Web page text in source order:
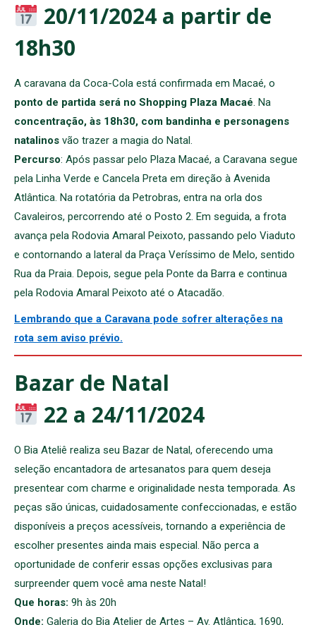
20/11/2024 a partir de
18h30
A caravana da Coca-Cola está confirmada em Macaé, o
ponto de partida será no Shopping Plaza Macaé. Na
concentração, às 18h30, com bandinha e personagens
natalinos vão trazer a magia do Natal.
Percurso: Após passar pelo Plaza Macaé, a Caravana segue
pela Linha Verde e Cancela Preta em direção à Avenida
Atlântica. Na rotatória da Petrobras, entra na orla dos
Cavaleiros, percorrendo até o Posto 2. Em seguida, a frota
avança pela Rodovia Amaral Peixoto, passando pelo Viaduto
e contornando a lateral da Praça Veríssimo de Melo, sentido
Rua da Praia. Depois, segue pela Ponte da Barra e continua
pela Rodovia Amaral Peixoto até o Atacadão.
Lembrando que a Caravana pode sofrer alterações na
rota sem aviso prévio.
Bazar de Natal
22 a 24/11/2024
O Bia Ateliê realiza seu Bazar de Natal, oferecendo uma
seleção encantadora de artesanatos para quem deseja
presentear com charme e originalidade nesta temporada. As
peças são únicas, cuidadosamente confeccionadas, e estão
disponíveis a preços acessíveis, tornando a experiência de
escolher presentes ainda mais especial. Não perca a
oportunidade de conferir essas opções exclusivas para
surpreender quem você ama neste Natal!
Que horas: 9h às 20h
Onde: Galeria do Bia Atelier de Artes – Av. Atlântica, 1690,